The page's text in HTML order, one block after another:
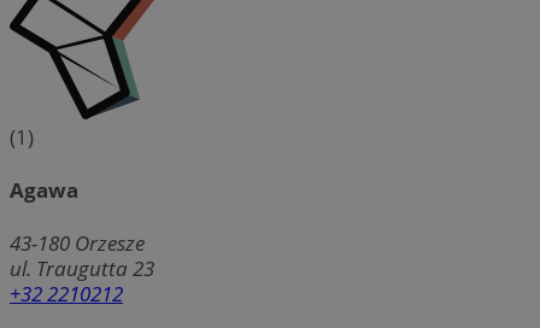
(1)
Agawa
43-180 Orzesze
ul. Traugutta 23
+32 2210212